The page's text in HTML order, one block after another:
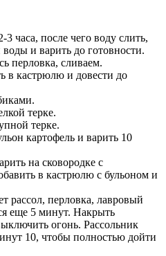
часа, после чего воду слить,
и варить до готовности.
перловка, сливаем.
в кастрюлю и довести до
терке.
терке.
картофель и варить 10
на сковородке с
в кастрюлю с бульоном и
рассол, перловка, лавровый
еще 5 минут. Накрыть
огонь. Рассольник
10, чтобы полностью дойти